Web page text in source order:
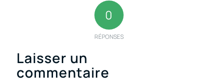
0
RÉPONSES
Laisser un
commentaire